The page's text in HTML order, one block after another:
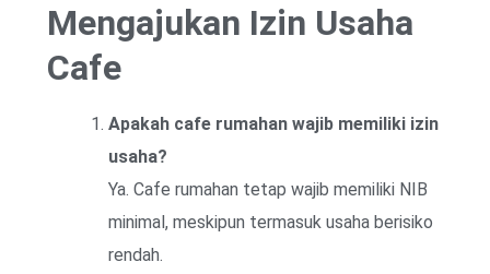
Mengajukan Izin Usaha
Cafe
Apakah cafe rumahan wajib memiliki izin
usaha?
Ya. Cafe rumahan tetap wajib memiliki NIB
minimal, meskipun termasuk usaha berisiko
rendah.